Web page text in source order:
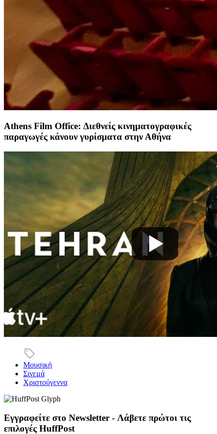
Athens Film Office: Διεθνείς κινηματογραφικές
παραγωγές κάνουν γυρίσματα στην Αθήνα
Μουσική
Σινεμά
Χριστούγεννα
Εγγραφείτε στο Newsletter - Λάβετε πρώτοι τις
επιλογές HuffPost